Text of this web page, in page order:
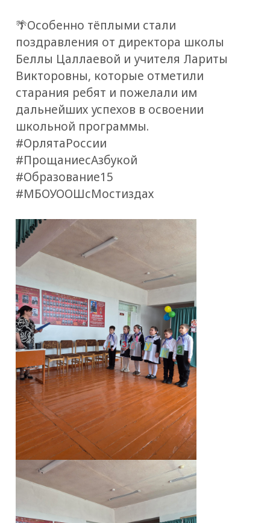
🌴Особенно тёплыми стали
поздравления от директора школы
Беллы Цаллаевой и учителя Лариты
Викторовны, которые отметили
старания ребят и пожелали им
дальнейших успехов в освоении
школьной программы.
#ОрлятаРоссии
#ПрощаниесАзбукой
#Образование15
#МБОУООШсМостиздах